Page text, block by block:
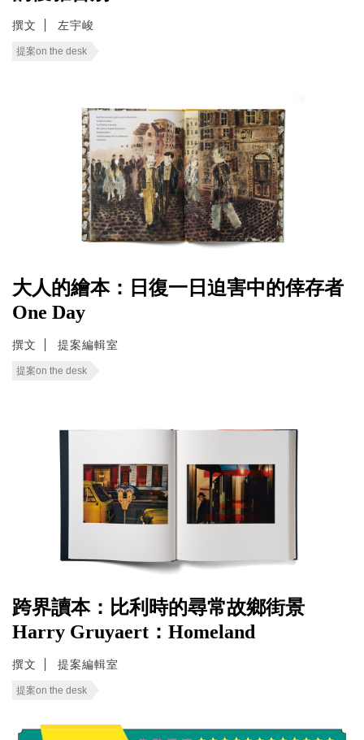
撰文 左宇峻
提案on the desk
大人的繪本：日復一日迫害中的倖存者
One Day
撰文 提案編輯室
提案on the desk
跨界讀本：比利時的尋常故鄉街景
Harry Gruyaert：Homeland
撰文 提案編輯室
提案on the desk